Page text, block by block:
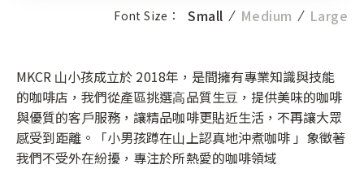
Font Size： Small Medium Large
MKCR ⼭⼩孩成立於 2018年，是間擁有專業知識與技能
的咖啡店，我們從產區挑選⾼品質⽣⾖，提供美味的咖啡
與優質的客⼾服務，讓精品咖啡更貼近⽣活，不再讓⼤眾
感受到距離。「⼩男孩蹲在⼭上認真地沖煮咖啡 」象徵著
我們不受外在紛擾，專注於所熱愛的咖啡領域